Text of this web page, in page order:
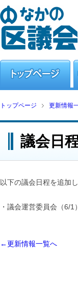
トップページ 更新情報
議会日
以下の議会日程を追加し
・議会運営委員会（6/
←更新情報一覧へ